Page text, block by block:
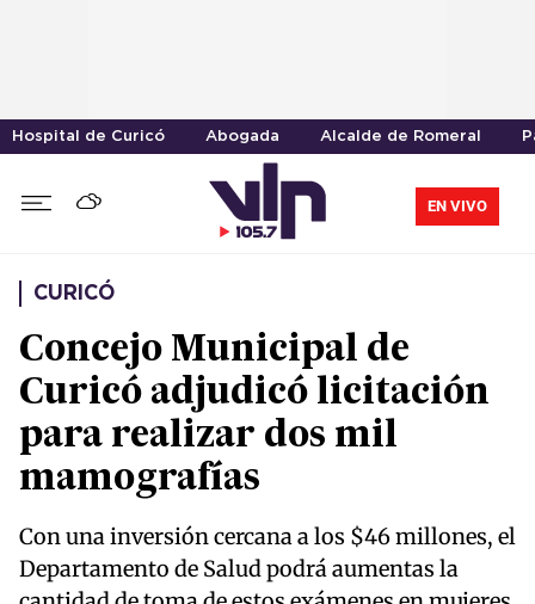
Hospital de Curicó Abogada Alcalde de Romeral
EN VIVO
CURICÓ
Concejo Municipal de
Curicó adjudicó licitación
para realizar dos mil
mamografías
Con una inversión cercana a los $46 millones, el
Departamento de Salud podrá aumentas la